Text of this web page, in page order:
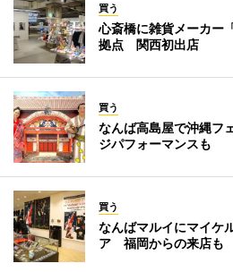
買う
心斎橋に雑貨メーカー
拠点 関西初出店
買う
なんば高島屋で沖縄
ジパフォーマンスも
買う
なんばマルイにマイケ
ア 福岡からの来店も